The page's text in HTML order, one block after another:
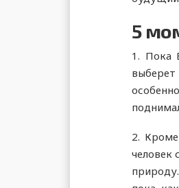
5
1. Пока
2.
человек